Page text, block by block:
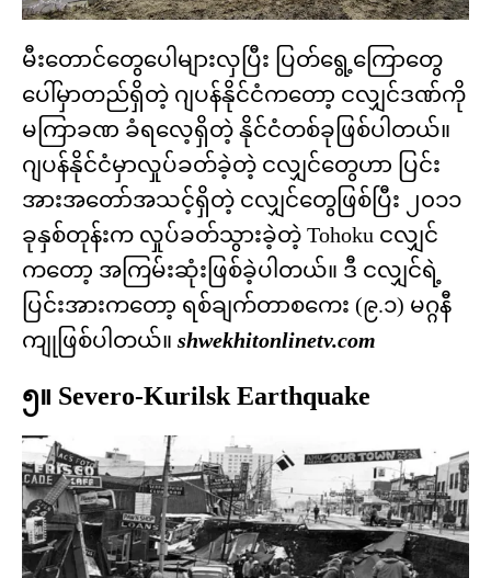
မီးတောင်တွေပေါများလှပြီး ပြတ်ရွေ့ကြောတွေ
ပေါ်မှာတည်ရှိတဲ့ ဂျပန်နိုင်ငံကတော့ ငလျှင်ဒဏ်ကို
မကြာခဏ ခံရလေ့ရှိတဲ့ နိုင်ငံတစ်ခုဖြစ်ပါတယ်။
ဂျပန်နိုင်ငံမှာလှုပ်ခတ်ခဲ့တဲ့ ငလျှင်တွေဟာ ပြင်း
အားအတော်အသင့်ရှိတဲ့ ငလျှင်တွေဖြစ်ပြီး ၂၀၁၁
ခုနှစ်တုန်းက လှုပ်ခတ်သွားခဲ့တဲ့ Tohoku ငလျှင်
ကတော့ အကြမ်းဆုံးဖြစ်ခဲ့ပါတယ်။ ဒီ ငလျှင်ရဲ့
ပြင်းအားကတော့ ရစ်ချက်တာစကေး (၉.၁) မဂ္ဂနီ
ကျုဖြစ်ပါတယ်။ shwekhitonlinetv.com
၅။ Severo-Kurilsk Earthquake